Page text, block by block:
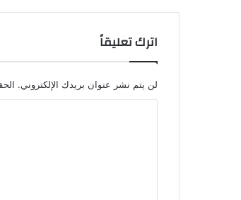
اترك تعليقاً
لن يتم نشر عنوان بريدك الإلكتروني.